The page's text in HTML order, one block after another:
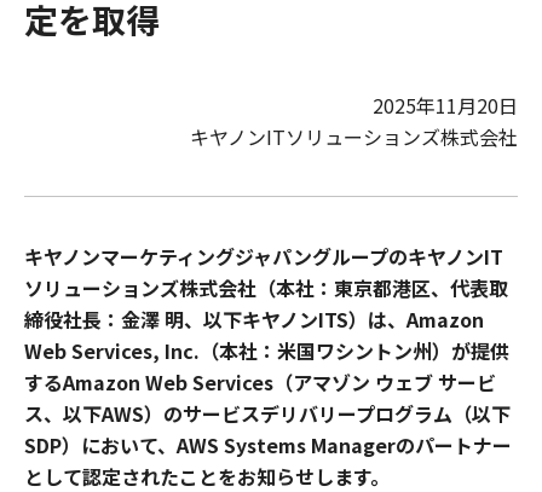
定を取得​
2025年11月20日
キヤノンITソリューションズ株式会社
キヤノンマーケティングジャパングループのキヤノンIT
ソリューションズ株式会社（本社：東京都港区、代表取
締役社長：金澤 明、以下キヤノンITS）は、Amazon
Web Services, Inc.（本社：米国ワシントン州）が提供
するAmazon Web Services（アマゾン ウェブ サービ
ス、以下AWS）のサービスデリバリープログラム（以下
SDP）において、AWS Systems Managerのパートナー
として認定されたことをお知らせします。